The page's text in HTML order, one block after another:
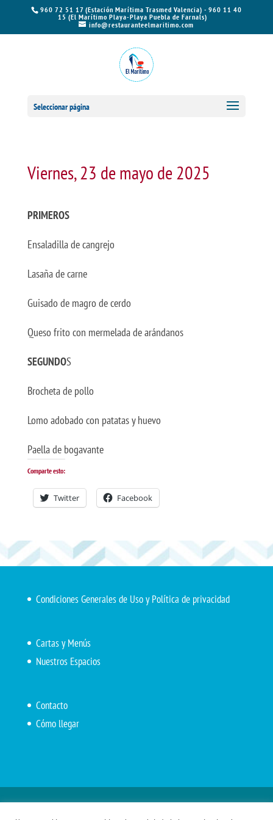
960 72 51 17 (Estación Marítima Trasmed Valencia) - 960 11 40
15 (El Marítimo Playa-Playa Puebla de Farnals)
info@restauranteelmaritimo.com
Seleccionar página
Viernes, 23 de mayo de 2025
PRIMEROS
Ensaladilla de cangrejo
Lasaña de carne
Guisado de magro de cerdo
Queso frito con mermelada de arándanos
SEGUNDOS
Brocheta de pollo
Lomo adobado con patatas y huevo
Paella de bogavante
Comparte esto:
Twitter Facebook
Condiciones Generales de Uso y Política de privacidad
Cartas y Menús
Nuestros Espacios
Contacto
Cómo llegar